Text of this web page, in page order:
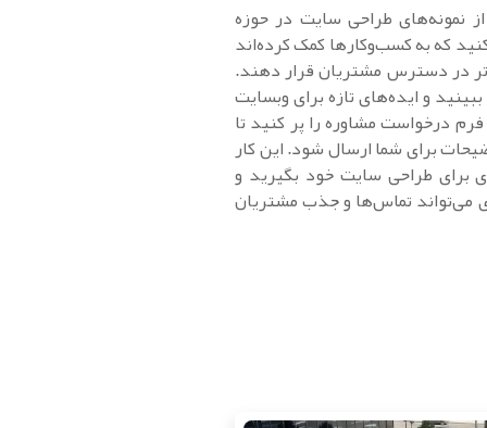
نمونه‌های طراحی سایت در حوزه
که به کسب‌وکارها کمک کرده‌اند
در دسترس مشتریان قرار دهند.
و ایده‌های تازه برای وبسایت
درخواست مشاوره را پر کنید تا
برای شما ارسال شود. این کار
برای طراحی سایت خود بگیرید و
می‌تواند تماس‌ها و جذب مشتریان